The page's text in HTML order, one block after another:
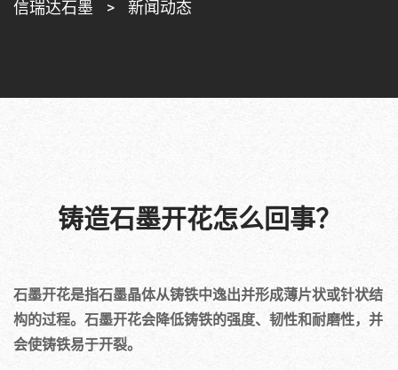
信瑞达石墨 > 新闻动态
铸造石墨开花怎么回事？
石墨开花是指石墨晶体从铸铁中逸出并形成薄片状或针状结
构的过程。石墨开花会降低铸铁的强度、韧性和耐磨性，并
会使铸铁易于开裂。